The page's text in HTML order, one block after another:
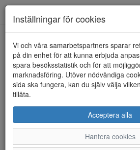
HEM WHISTLER
Inställningar för cookies
Vi och våra samarbetspartners sparar
på din enhet för att kunna erbjuda
spara besöksstatistik och för att
marknadsföring. Utöver nödvändiga
sida ska fungera, kan du själv välja
tillåta.
Acceptera alla
Hantera cookies